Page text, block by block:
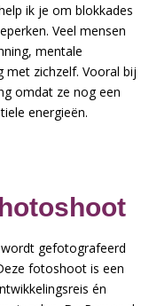
ik je om blokkades
Veel mensen
mentale
met zichzelf. Vooral bij
omdat ze nog een
energieën.
gefotografeerd
fotoshoot is een
én